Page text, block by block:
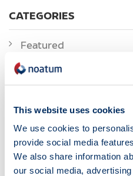
This website uses cookies
We use cookies to
provide social media
We also share information
our social media,
CATEGORIES
Featured
News
ÉTIQUETTES
Alberto Hernández Alcoa
Autoterminal
Barcelona